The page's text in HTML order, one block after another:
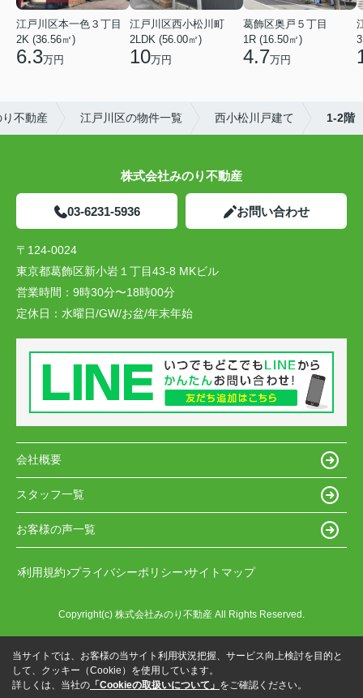
江戸川区本一色３丁目
2K (36.56㎡)
6.3万円
江戸川区西小松川町
2LDK (56.00㎡)
10万円
葛飾区奥戸５丁目
1R (16.50㎡)
4.7万円
不動産 江戸川区の物件一覧 西小松川戸建て 1-2階
株式会社みのり不動産
03-6231-5936 お問い合わせ
〒124-0024
東京都葛飾区新小岩１丁目43-8 MKビル
営業時間： 9時30分〜18時00分
定休日： 水曜日/GW/お盆/年末年始
会社概要
スタッフ一覧
お客様の声一覧
利用規約 プライバシーポリシー サイトマップ
Copyright(c) 株式会社みのり不動産 All Rights Reserved.
当サイトでは、お客様の当サイト利用状況把握、サービス向上検討を目的と
して、クッキー（Cookie）を使用しています。
詳しくは、当社の 「Cookieの取扱いについて」 をご確認ください。